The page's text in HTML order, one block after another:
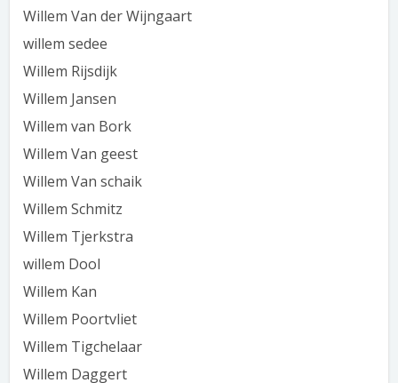
Willem Van der Wijngaart
willem sedee
Willem Rijsdijk
Willem Jansen
Willem van Bork
Willem Van geest
Willem Van schaik
Willem Schmitz
Willem Tjerkstra
willem Dool
Willem Kan
Willem Poortvliet
Willem Tigchelaar
Willem Daggert